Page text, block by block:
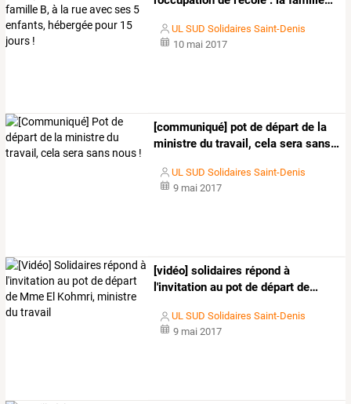
UL SUD Solidaires Saint-Denis
10 mai 2017
[communiqué] pot de départ de la
ministre du travail, cela sera sans…
UL SUD Solidaires Saint-Denis
9 mai 2017
[vidéo] solidaires répond à
l'invitation au pot de départ de…
UL SUD Solidaires Saint-Denis
9 mai 2017